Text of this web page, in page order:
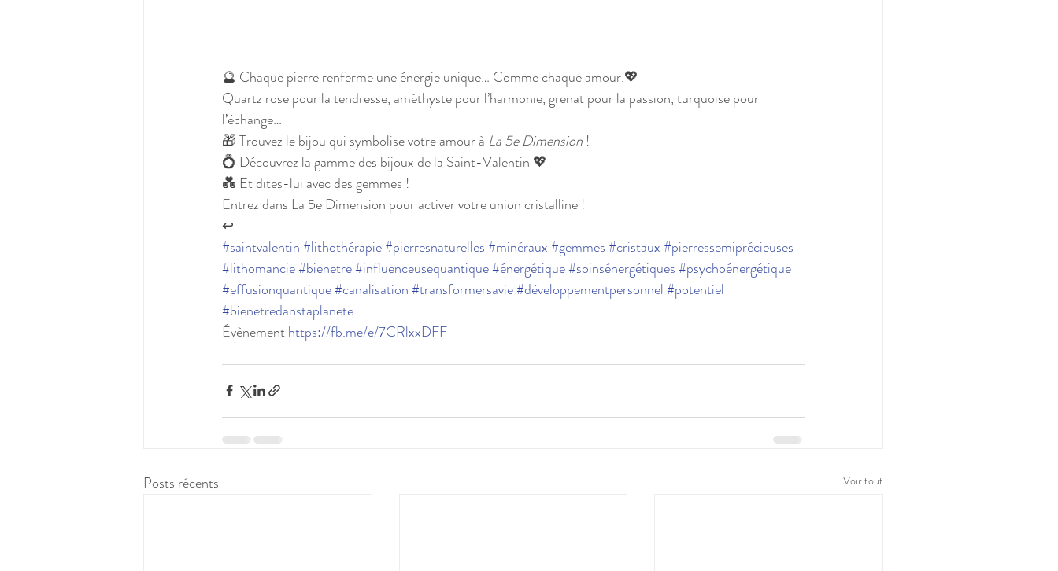
🔮 Chaque pierre renferme une énergie unique… Comme chaque amour.💖
Quartz rose pour la tendresse, améthyste pour l’harmonie, grenat pour la passion, turquoise pour
l’échange…
🎁 Trouvez le bijou qui symbolise votre amour à La 5e Dimension !
💍 Découvrez la gamme des bijoux de la Saint-Valentin 💖
💑 Et dites-lui avec des gemmes !
Entrez dans La 5e Dimension pour activer votre union cristalline !
↩
#saintvalentin#lithothérapie#pierresnaturelles#minéraux#gemmes#cristaux#pierressemiprécieuses
#lithomancie#bienetre#influenceusequantique#énergétique#soinsénergétiques#psychoénergétique
#effusionquantique#canalisation#transformersavie#développementpersonnel#potentiel
#bienetredanstaplanete
Évènement https://fb.me/e/7CRlxxDFF
Posts récents Voir tout